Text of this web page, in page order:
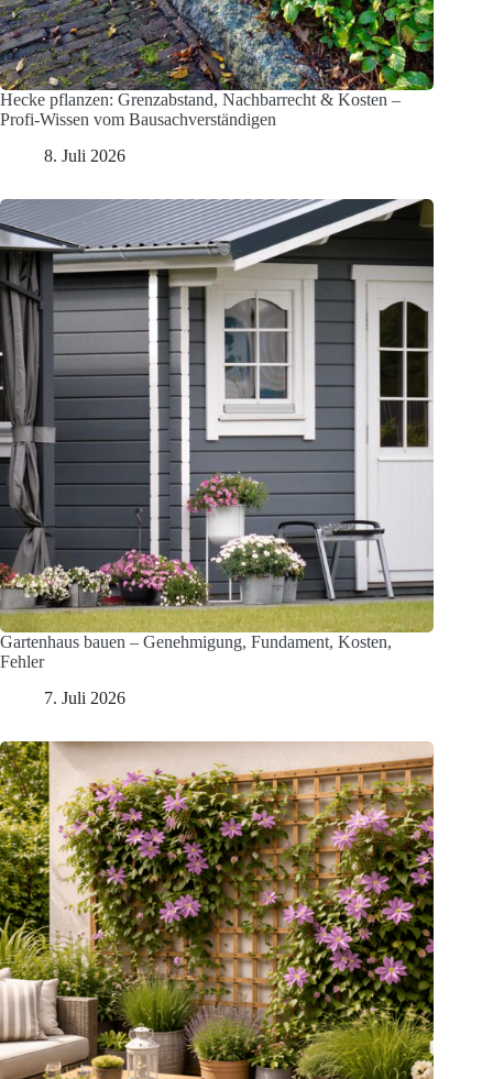
Hecke pflanzen: Grenzabstand, Nachbarrecht & Kosten –
Profi-Wissen vom Bausachverständigen
8. Juli 2026
Gartenhaus bauen – Genehmigung, Fundament, Kosten,
Fehler
7. Juli 2026